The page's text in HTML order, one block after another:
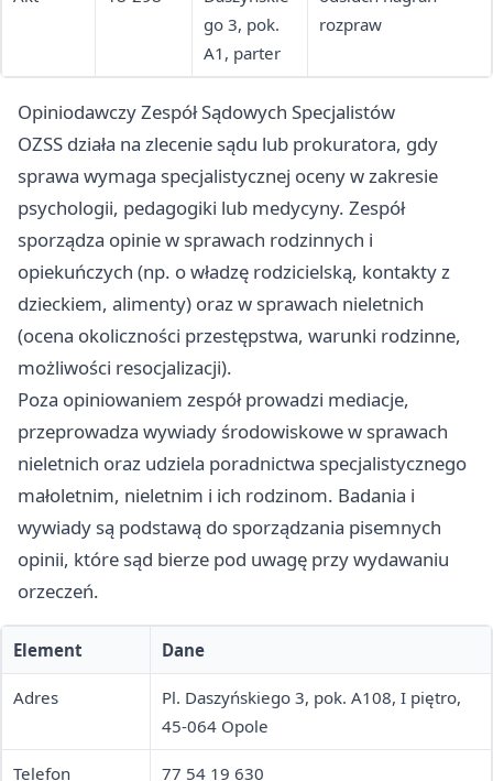
go 3, pok.
A1, parter
rozpraw
Opiniodawczy Zespół Sądowych Specjalistów
OZSS działa na zlecenie sądu lub prokuratora, gdy
sprawa wymaga specjalistycznej oceny w zakresie
psychologii, pedagogiki lub medycyny. Zespół
sporządza opinie w sprawach rodzinnych i
opiekuńczych (np. o władzę rodzicielską, kontakty z
dzieckiem, alimenty) oraz w sprawach nieletnich
(ocena okoliczności przestępstwa, warunki rodzinne,
możliwości resocjalizacji).
Poza opiniowaniem zespół prowadzi mediacje,
przeprowadza wywiady środowiskowe w sprawach
nieletnich oraz udziela poradnictwa specjalistycznego
małoletnim, nieletnim i ich rodzinom. Badania i
wywiady są podstawą do sporządzania pisemnych
opinii, które sąd bierze pod uwagę przy wydawaniu
orzeczeń.
Element Dane
Adres
Pl. Daszyńskiego 3, pok. A108, I piętro,
45-064 Opole
Telefon 77 54 19 630